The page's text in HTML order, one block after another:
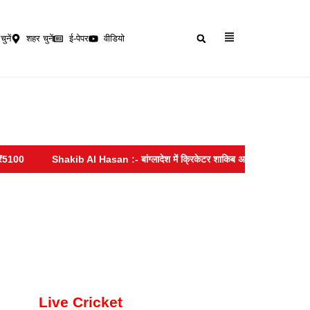
चुनें शहर चुनें ई-पेपर वीडियो
Shakib Al Hasan :- बांग्लादेश में क्रिकेटर शाकिब अल-हसन के घर पर हमला,
Live Cricket